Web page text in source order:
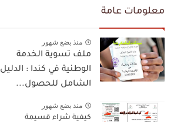
معلومات عامة
منذ بضع شهور
ملف تسوية الخدمة
الوطنية في كندا : الدليل
الشامل للحصول...
منذ بضع شهور
كيفية شراء قسيمة